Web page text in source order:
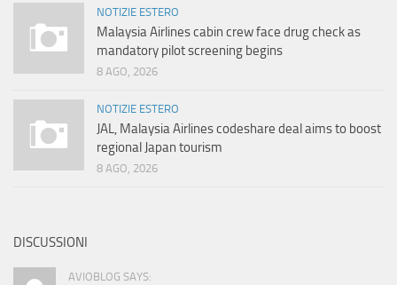
NOTIZIE ESTERO
Malaysia Airlines cabin crew face drug check as
mandatory pilot screening begins
8 AGO, 2026
NOTIZIE ESTERO
JAL, Malaysia Airlines codeshare deal aims to boost
regional Japan tourism
8 AGO, 2026
DISCUSSIONI
AVIOBLOG SAYS: